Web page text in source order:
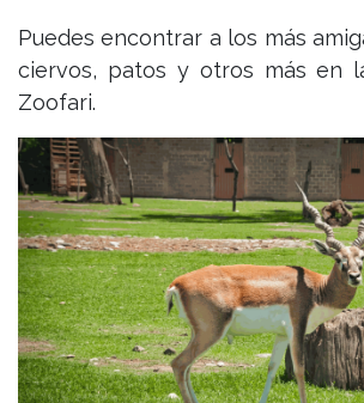
Puedes encontrar a los más
ciervos, patos y otros más en
Zoofari.